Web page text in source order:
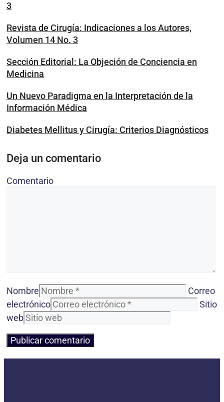
3
Revista de Cirugía: Indicaciones a los Autores,
Volumen 14 No. 3
Sección Editorial: La Objeción de Conciencia en
Medicina
Un Nuevo Paradigma en la Interpretación de la
Información Médica
Diabetes Mellitus y Cirugía: Criterios Diagnósticos
Deja un comentario
Comentario
Nombre
Correo
electrónico
Sitio
web